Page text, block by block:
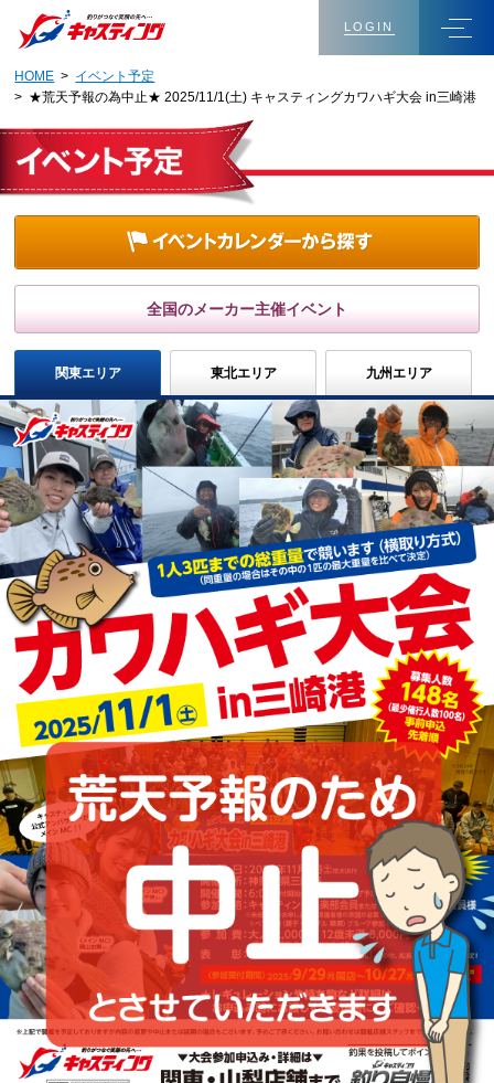
LOGIN
HOME > イベント予定
> ★荒天予報の為中止★ 2025/11/1(土) キャスティングカワハギ大会 in三崎港
全国のメーカー主催イベント
関東エリア 東北エリア 九州エリア